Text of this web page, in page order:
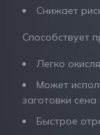
Снижает
Способствует
Легко
Может
заготовки сена
Быстрое